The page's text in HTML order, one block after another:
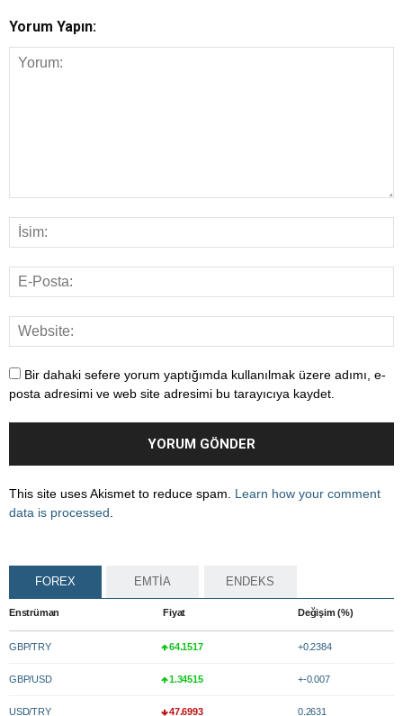
Yorum Yapın:
Bir dahaki sefere yorum yaptığımda kullanılmak üzere adımı, e-
posta adresimi ve web site adresimi bu tarayıcıya kaydet.
This site uses Akismet to reduce spam. Learn how your comment
data is processed
FOREX EMTİA ENDEKS
Enstrüman Fiyat Değişim (%)
GBP/TRY 64.1517 +0.2384
GBP/USD 1.34515 +-0.007
USD/TRY 47.6993 0.2631